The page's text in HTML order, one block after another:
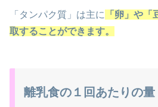
「タンパク質」は主に
「卵」や
取することができます。
離乳食の１回あたりの量